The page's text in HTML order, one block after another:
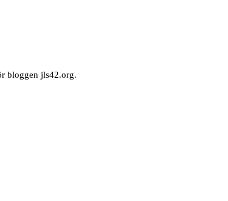
bloggen jls42.org.